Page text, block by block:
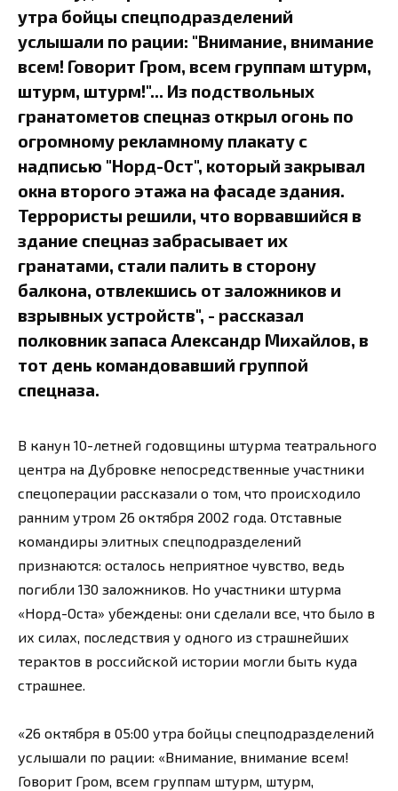
утра бойцы спецподразделений
услышали по рации: "Внимание, внимание
всем! Говорит Гром, всем группам штурм,
штурм, штурм!"... Из подствольных
гранатометов спецназ открыл огонь по
огромному рекламному плакату с
надписью "Норд-Ост", который закрывал
окна второго этажа на фасаде здания.
Террористы решили, что ворвавшийся в
здание спецназ забрасывает их
гранатами, стали палить в сторону
балкона, отвлекшись от заложников и
взрывных устройств", - рассказал
полковник запаса Александр Михайлов, в
тот день командовавший группой
спецназа.
В канун 10-летней годовщины штурма театрального
центра на Дубровке непосредственные участники
спецоперации рассказали о том, что происходило
ранним утром 26 октября 2002 года. Отставные
командиры элитных спецподразделений
признаются: осталось неприятное чувство, ведь
погибли 130 заложников. Но участники штурма
«Норд-Оста» убеждены: они сделали все, что было в
их силах, последствия у одного из страшнейших
терактов в российской истории могли быть куда
страшнее.
«26 октября в 05:00 утра бойцы спецподразделений
услышали по рации: «Внимание, внимание всем!
Говорит Гром, всем группам штурм, штурм,